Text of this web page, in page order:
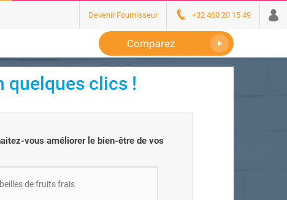
Devenir Fournisseur +32 460 20 15 49
Comparez
quelques clics !
vous améliorer le bien-être de vos
de fruits frais